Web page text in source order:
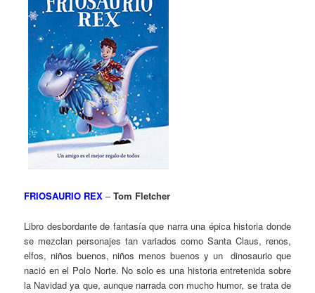
FRIOSAURIO REX–Tom Fletcher
Libro desbordante de fantasía que narra una épica historia donde
se mezclan personajes tan variados como Santa Claus, renos,
elfos, niños buenos, niños menos buenos y un dinosaurio que
nació en el Polo Norte. No solo es una historia entretenida sobre
la Navidad ya que, aunque narrada con mucho humor, se trata de